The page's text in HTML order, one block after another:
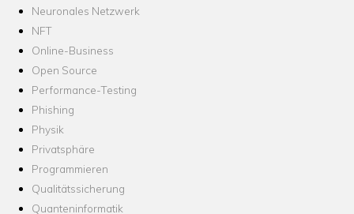
Neuronales Netzwerk
NFT
Online-Business
Open Source
Performance-Testing
Phishing
Physik
Privatsphäre
Programmieren
Qualitätssicherung
Quanteninformatik